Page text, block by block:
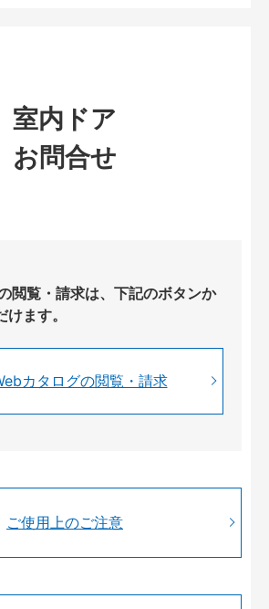
室内ドア
お問合せ
閲覧・請求は、下記のボタンか
ます。
カタログの閲覧・請求
ご使用上のご注意